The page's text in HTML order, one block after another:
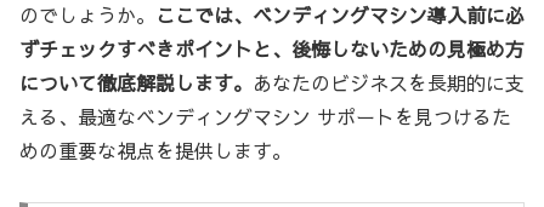
のでしょうか。 ここでは、ベンディングマシン導入前に必
ずチェックすべきポイントと、後悔しないための見極め方
について徹底解説します。 あなたのビジネスを長期的に支
える、最適なベンディングマシン サポートを見つけるた
めの重要な視点を提供します。